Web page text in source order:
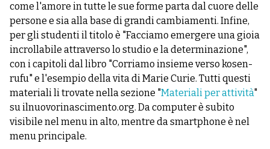
come l'amore in tutte le sue forme parta dal cuore delle
persone e sia alla base di grandi cambiamenti. Infine,
per gli studenti il titolo è "Facciamo emergere una gioia
incrollabile attraverso lo studio e la determinazione",
con i capitoli dal libro "Corriamo insieme verso kosen-
rufu" e l'esempio della vita di Marie Curie. Tutti questi
materiali li trovate nella sezione "Materiali per attività"
su ilnuovorinascimento.org. Da computer è subito
visibile nel menu in alto, mentre da smartphone è nel
menu principale.